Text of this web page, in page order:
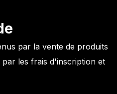
par la vente de produits
les frais d'inscription et